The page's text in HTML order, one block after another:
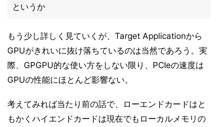
というか
もう少し詳しく見ていくが、Target Applicationから
GPUがきれいに抜け落ちているのは当然であろう。実
際、GPGPU的な使い方をしない限り、PCIeの速度は
GPUの性能にほとんど影響ない。
考えてみれば当たり前の話で、ローエンドカードはと
もかくハイエンドカードは現在でもローカルメモリの